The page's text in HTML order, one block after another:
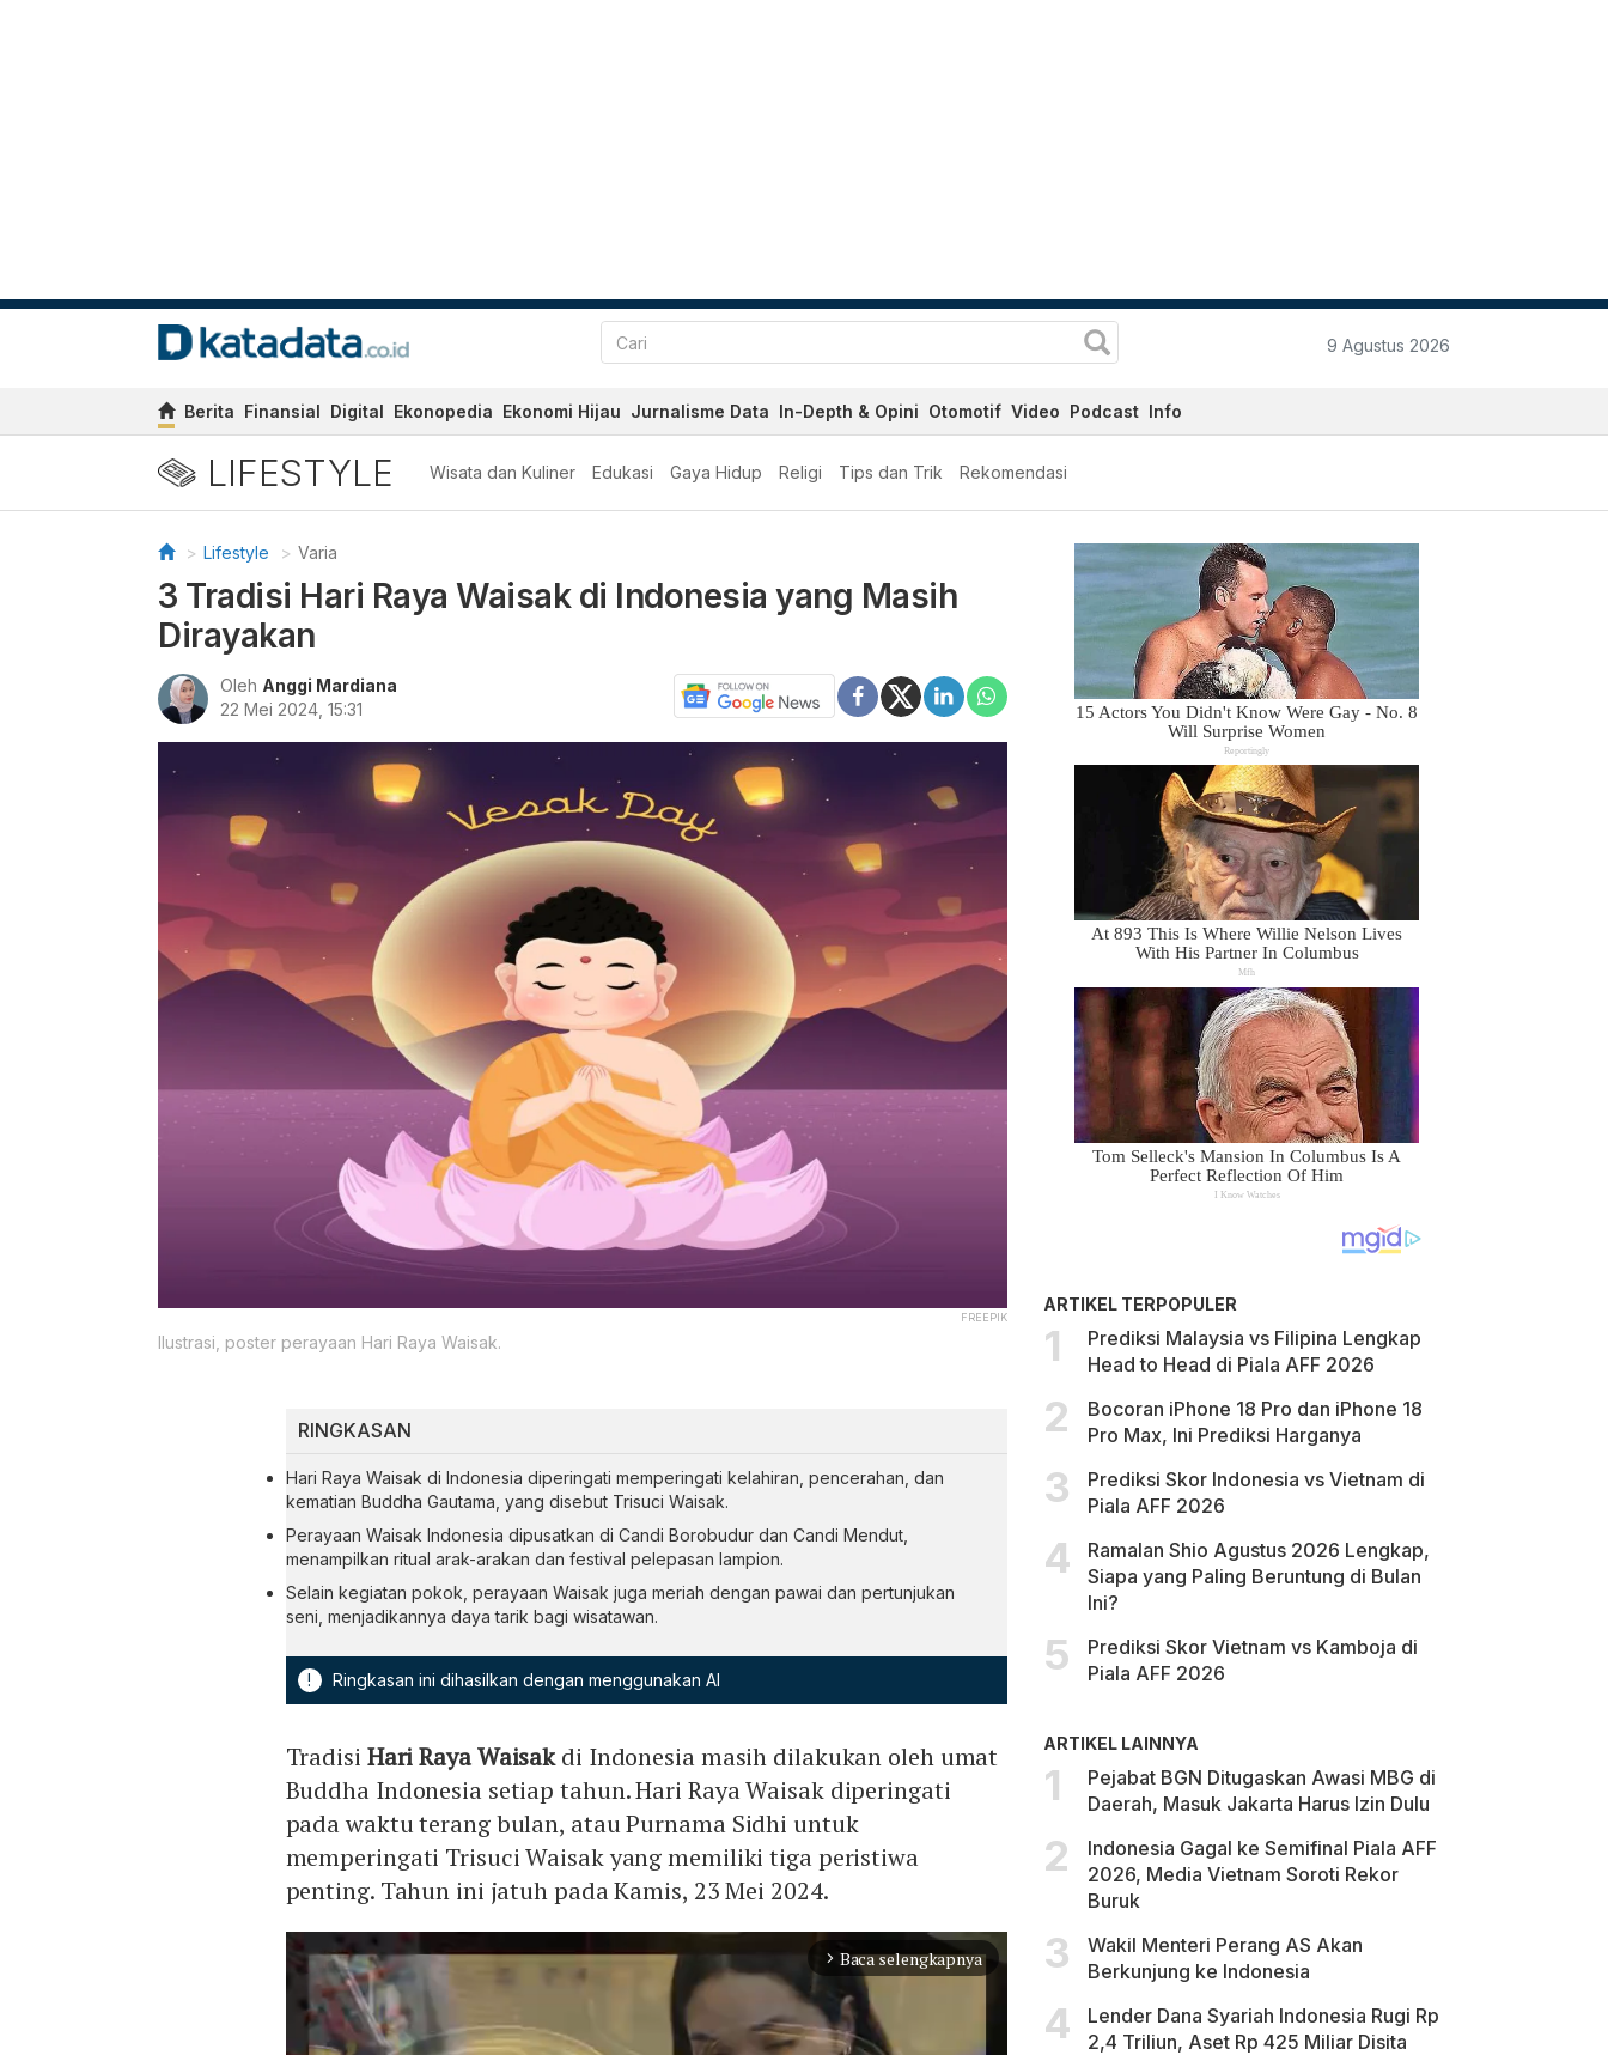
9 Agustus 2026
Berita Finansial Digital Ekonopedia Ekonomi Hijau Jurnalisme Data In-Depth & Opini Otomotif Video Podcast Info
LIFESTYLE Wisata dan Kuliner Edukasi Gaya Hidup Religi Tips dan Trik Rekomendasi
Lifestyle Varia
3 Tradisi Hari Raya Waisak di Indonesia yang Masih
Dirayakan
Oleh Anggi Mardiana
22 Mei 2024, 15:31
FREEPIK
Ilustrasi, poster perayaan Hari Raya Waisak.
RINGKASAN
Hari Raya Waisak di Indonesia diperingati memperingati kelahiran, pencerahan, dan
kematian Buddha Gautama, yang disebut Trisuci Waisak.
Perayaan Waisak Indonesia dipusatkan di Candi Borobudur dan Candi Mendut,
menampilkan ritual arak-arakan dan festival pelepasan lampion.
Selain kegiatan pokok, perayaan Waisak juga meriah dengan pawai dan pertunjukan
seni, menjadikannya daya tarik bagi wisatawan.
! Ringkasan ini dihasilkan dengan menggunakan AI
Tradisi Hari Raya Waisakdi Indonesia masih dilakukan oleh umat
Buddha Indonesia setiap tahun. Hari Raya Waisak diperingati
pada waktu terang bulan, atau Purnama Sidhi untuk
memperingati Trisuci Waisak yang memiliki tiga peristiwa
penting. Tahun ini jatuh pada Kamis, 23 Mei 2024.
arrow_forward_ios Baca selengkapnya
ARTIKEL TERPOPULER
Prediksi Malaysia vs Filipina Lengkap
Head to Head di Piala AFF 2026
Bocoran iPhone 18 Pro dan iPhone 18
Pro Max, Ini Prediksi Harganya
Prediksi Skor Indonesia vs Vietnam di
Piala AFF 2026
Ramalan Shio Agustus 2026 Lengkap,
Siapa yang Paling Beruntung di Bulan
Ini?
Prediksi Skor Vietnam vs Kamboja di
Piala AFF 2026
ARTIKEL LAINNYA
Pejabat BGN Ditugaskan Awasi MBG di
Daerah, Masuk Jakarta Harus Izin Dulu
Indonesia Gagal ke Semifinal Piala AFF
2026, Media Vietnam Soroti Rekor
Buruk
Wakil Menteri Perang AS Akan
Berkunjung ke Indonesia
Lender Dana Syariah Indonesia Rugi Rp
2,4 Triliun, Aset Rp 425 Miliar Disita